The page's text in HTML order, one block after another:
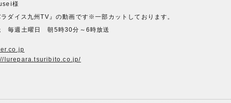
様
ダイス九州TV』の動画です※一部カットしております。
毎週土曜日 朝5時30分～6時放送
lurepara.tsuribito.co.jp/